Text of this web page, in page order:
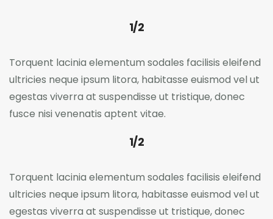
1/2
Torquent lacinia elementum sodales facilisis eleifend
ultricies neque ipsum litora, habitasse euismod vel ut
egestas viverra at suspendisse ut tristique, donec
fusce nisi venenatis aptent vitae.
1/2
Torquent lacinia elementum sodales facilisis eleifend
ultricies neque ipsum litora, habitasse euismod vel ut
egestas viverra at suspendisse ut tristique, donec